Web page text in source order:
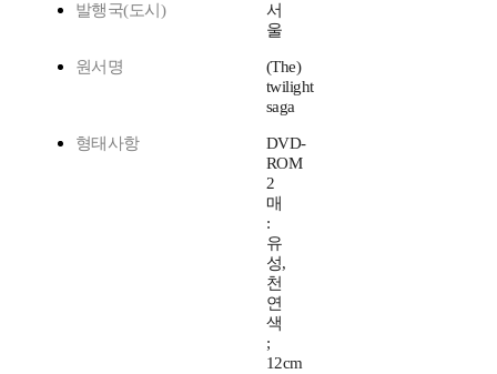
발행국(도시)
서
울
원서명
(The)
twilight
saga
형태사항
DVD-
ROM
2
매
:
유
성,
천
연
색
;
12cm